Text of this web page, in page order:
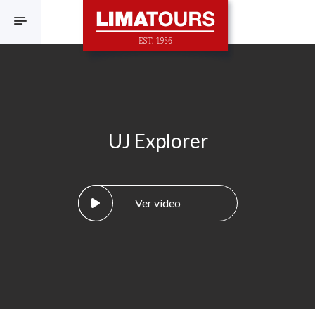
F
UJ Explorer
Ver vídeo